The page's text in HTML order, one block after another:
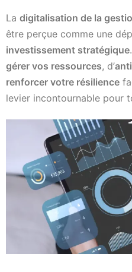
La digitalisation de la
être perçue comme une
investissement stratégique
gérer vos ressources, d’
renforcer votre résilience
levier incontournable pour